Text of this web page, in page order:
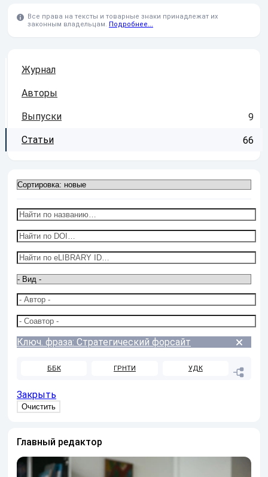
Все права на тексты и товарные знаки принадлежат их
законным владельцам. Подробнее...
Журнал
Авторы
Выпуски 9
Статьи 66
Ключ. фраза: Стратегический форсайт
ББК ГРНТИ УДК
Закрыть
Главный редактор